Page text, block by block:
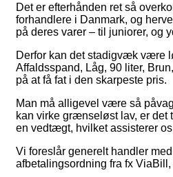
Det er efterhånden ret så
forhandlere i Danmark, og
på deres varer – til juniorer, og
Derfor kan det stadigvæk være
Affaldsspand, Låg, 90 liter,
på at få fat i den skarpeste pris.
Man må alligevel være så
kan virke grænseløst lav, er det
en vedtægt, hvilket assisterer
Vi foreslår generelt handler
afbetalingsordning fra fx